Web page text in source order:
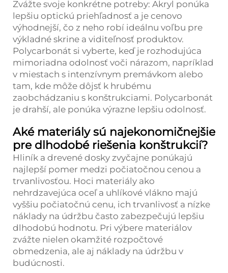
Zvážte svoje konkrétne potreby: Akryl ponúka
lepšiu optickú priehľadnosť a je cenovo
výhodnejší, čo z neho robí ideálnu voľbu pre
výkladné skrine a viditeľnosť produktov.
Polycarbonát si vyberte, keď je rozhodujúca
mimoriadna odolnosť voči nárazom, napríklad
v miestach s intenzívnym premávkom alebo
tam, kde môže dôjsť k hrubému
zaobchádzaniu s konštrukciami. Polycarbonát
je drahší, ale ponúka výrazne lepšiu odolnosť.
Aké materiály sú najekonomičnejšie
pre dlhodobé riešenia konštrukcií?
Hliník a drevené dosky zvyčajne ponúkajú
najlepší pomer medzi počiatočnou cenou a
trvanlivosťou. Hoci materiály ako
nehrdzavejúca oceľ a uhlíkové vlákno majú
vyššiu počiatočnú cenu, ich trvanlivosť a nízke
náklady na údržbu často zabezpečujú lepšiu
dlhodobú hodnotu. Pri výbere materiálov
zvážte nielen okamžité rozpočtové
obmedzenia, ale aj náklady na údržbu v
budúcnosti.